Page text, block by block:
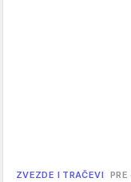
ZVEZDE I TRAČEVI